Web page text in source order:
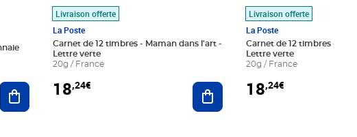
Ajouter au panier
Livraison offerte
La Poste
Carnet de 12 timbres - Maman dans l'art -
Lettre verte
20g / France
18,24€ Ajouter au panier
Livraison offerte
La Poste
Carnet de 12 timbres - Le
Lettre verte
20g / France
18,24€